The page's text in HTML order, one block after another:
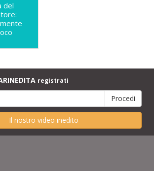
del
registrati
Il nostro video inedito